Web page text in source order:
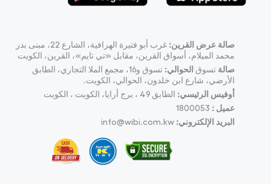
صالة عرض القرين:
غرب أبو فتيرة الهرافية، الشارع 22، مبنى بدر
محمد الميلام، أسواق القرين، مقابل «تي تايم»، القرين، الكويت
صالة تسوق الحوالي:
تسوق و16، مجمع الملا التجاري، الطابق
الأرضي، شارع ابن خلدون، الحوالي، الكويت.
أوفيس الرئيسي: الطابق 49 ، برج أرايا، الكويت ، الكويت
عميل : 1800053
البريد الإلكتروني: info@wibi.com.kw